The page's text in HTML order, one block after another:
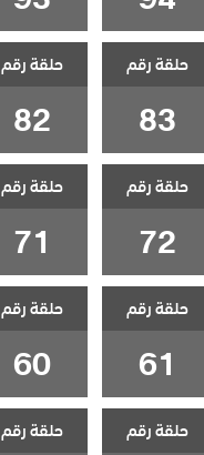
حلقة رقم
83
حلقة رقم
82
حلقة رقم
72
حلقة رقم
71
حلقة رقم
61
حلقة رقم
60
حلقة رقم حلقة رقم